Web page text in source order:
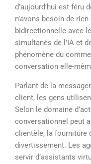
d’aujourd’hui est
n’avons besoin de
bidirectionnelle avec
simultanés de l’IA et
phénomène du
conversation elle-
Parlant de la
client, les gens
Selon le domaine
conversationnel peut
clientèle, la fourniture
divertissement. Les
servir d’assistants